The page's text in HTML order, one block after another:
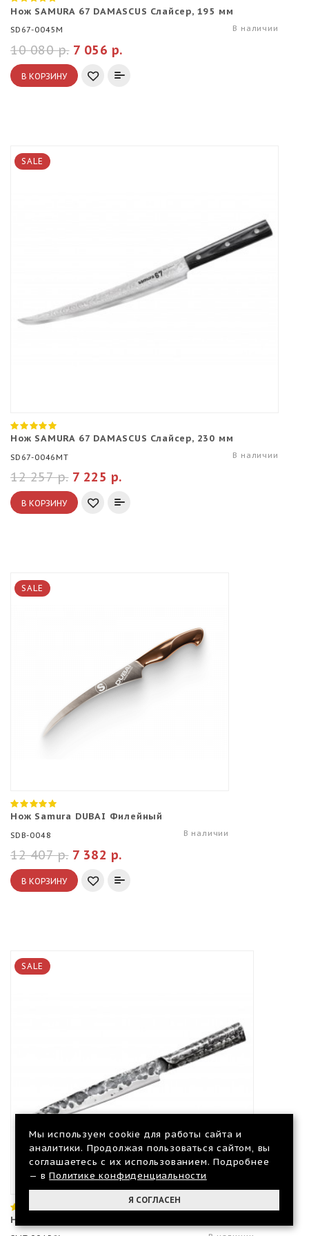
Нож SAMURA 67 DAMASCUS Слайсер, 195 мм
SD67-0045M В наличии
7 056 р.
10 080 р.
В КОРЗИНУ
SALE
Нож SAMURA 67 DAMASCUS Слайсер, 230 мм
SD67-0046MT В наличии
7 225 р.
12 257 р.
В КОРЗИНУ
SALE
Нож Samura DUBAI Филейный
SDB-0048 В наличии
7 382 р.
12 407 р.
В КОРЗИНУ
SALE
Нож Samura METEORA Слайсер, 206 мм
Мы используем cookie для работы сайта и
аналитики. Продолжая пользоваться сайтом, вы
соглашаетесь с их использованием. Подробнее
— вПолитике конфиденциальности
Я СОГЛАСЕН